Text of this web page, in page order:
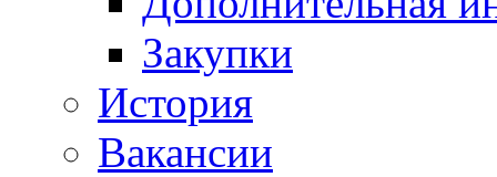
Закупки
История
Вакансии